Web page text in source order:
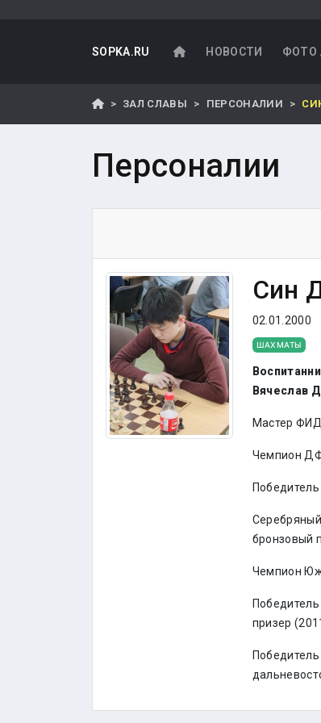
SOPKA.RU НОВОСТИ ФОТО
ЗАЛ СЛАВЫ ПЕРСОНАЛИИ
Персоналии
Син
02.01.2000
ШАХМАТЫ
Вячеслав
Мастер
Чемпион
бронзовый
Чемпион
призер